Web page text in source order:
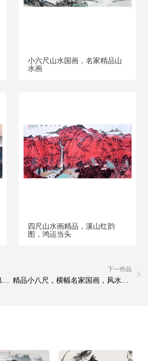
小六尺山水国画，名家精品山
水画
四尺山水画精品，溪山红韵
图，鸿运当头
下一作品